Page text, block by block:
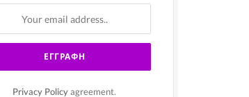
Privacy Policy agreement.